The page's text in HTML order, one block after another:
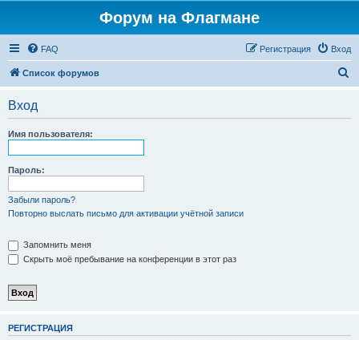
Форум на Флагмане
FAQ Вход
Регистрация
Список форумов
Вход
Имя пользователя:
Пароль:
Забыли пароль?
Повторно выслать письмо для активации учётной записи
Запомнить меня
Скрыть моё пребывание на конференции в этот раз
РЕГИСТРАЦИЯ